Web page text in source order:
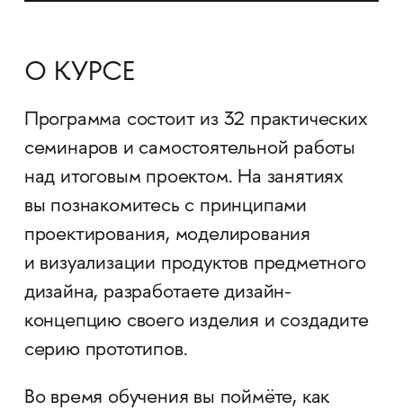
О КУРСЕ
Программа состоит из 32 практических
семинаров и самостоятельной работы
над итоговым проектом. На занятиях
вы познакомитесь с принципами
проектирования, моделирования
и визуализации продуктов предметного
дизайна, разработаете дизайн-
концепцию своего изделия и создадите
серию прототипов.
Во время обучения вы поймёте, как